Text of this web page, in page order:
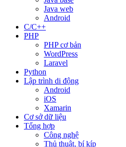
Java web
Android
C/C++
PHP
PHP cơ bản
WordPress
Laravel
Python
Lập trình di động
Android
iOS
Xamarin
Cơ sở dữ liệu
Tổng hợp
Công nghệ
Thủ thuật, bí kíp